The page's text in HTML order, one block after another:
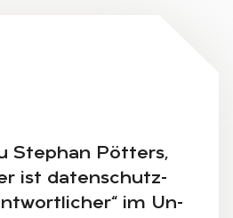
Ste­phan Pöt­ters,
ist da­ten­schutz­
im Un­